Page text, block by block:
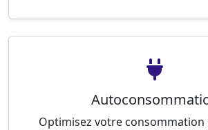
Optimisez votre